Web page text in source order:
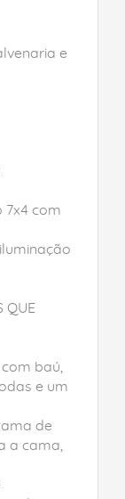
e
7x4 com
QUE
baú,
e um
de
a cama,